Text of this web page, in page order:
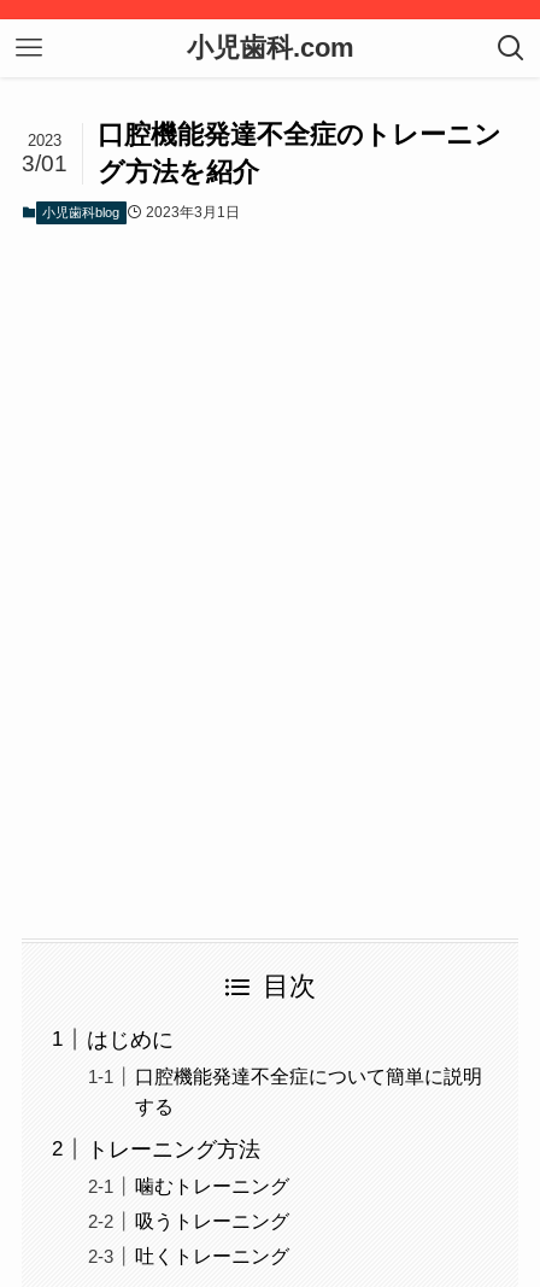
小児歯科.com
口腔機能発達不全症のトレーニン
グ方法を紹介
2023
3/01
小児歯科blog 2023年3月1日
目次
はじめに
口腔機能発達不全症について簡単に説明
する
トレーニング方法
噛むトレーニング
吸うトレーニング
吐くトレーニング